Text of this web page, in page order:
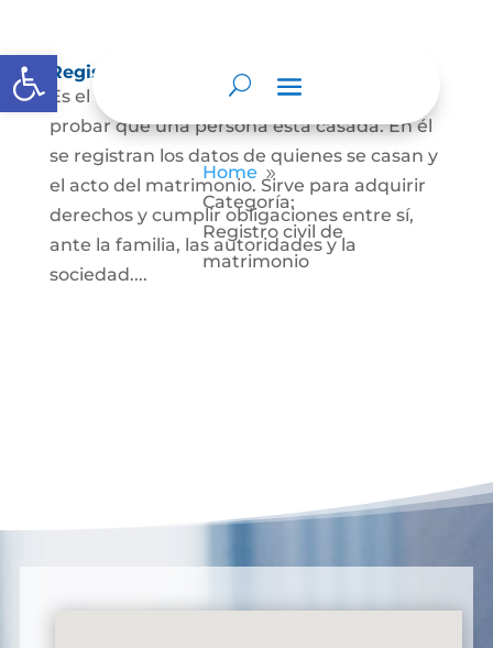
Abrir barra de herramientas
Home 9
Categoría:
Registro civil de
matrimonio
Registro Civil de Matrimonio
Es el documento público necesario para
probar que una persona está casada. En él
se registran los datos de quienes se casan y
el acto del matrimonio. Sirve para adquirir
derechos y cumplir obligaciones entre sí,
ante la familia, las autoridades y la
sociedad....